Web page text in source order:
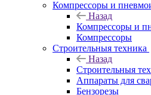
Компрессоры и
Назад
Компрессоры и
Компрессоры
Строительныя техника
Назад
Строительныя
Аппараты для
Бензорезы